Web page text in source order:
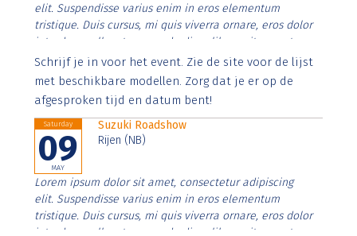
elit. Suspendisse varius enim in eros elementum
tristique. Duis cursus, mi quis viverra ornare, eros dolor
interdum nulla, ut commodo diam libero vitae erat.
Aenean faucibus nibh et justo cursus id rutrum lorem
imperdiet. Nunc ut sem vitae risus tristique posuere.
Schrijf je in voor het event. Zie de site voor de lijst
met beschikbare modellen. Zorg dat je er op de
afgesproken tijd en datum bent!
Saturday
09
MAY
Suzuki Roadshow
Rijen (NB)
Lorem ipsum dolor sit amet, consectetur adipiscing
elit. Suspendisse varius enim in eros elementum
tristique. Duis cursus, mi quis viverra ornare, eros dolor
interdum nulla, ut commodo diam libero vitae erat.